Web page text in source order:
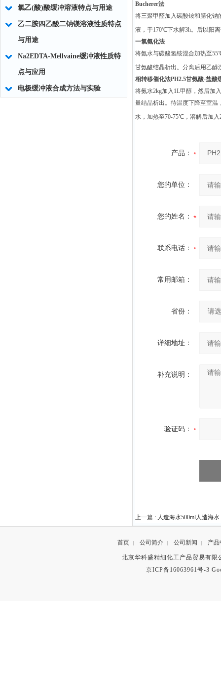
氯乙(酸)酸缓冲溶液特点与用途
乙二胺四乙酸二钠镁溶液性质特点
与用途
Na2EDTA-Mellvaine缓冲液性质特
点与应用
电极缓冲液合成方法与实验
Bucherer法
将三聚甲醛加入碳酸铵和腈化钠
液，于170℃下水解3h。后以阳
一氯氨化法
将氨水与碳酸氢铵混合加热至
甘氨酸结晶析出。分离后用乙醇
相转移催化法PH2.5甘氨酸-盐酸
将氨水2kg加入1L甲醇，然后加
量结晶析出。待温度下降至室温
水，加热至70-75℃，溶解后加
产品：
您的单位：
您的姓名：
联系电话：
常用邮箱：
省份：
详细地址：
补充说明：
验证码：
上一篇 : 人造海水500ml人造海水
首页 | 公司简介 | 公司新闻 | 产品
北京华科盛精细化工产品贸易有
京ICP备16063961号-3